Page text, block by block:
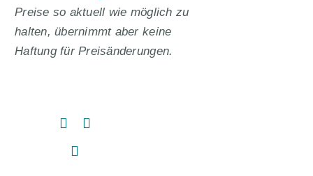
Preise so aktuell wie möglich zu
halten, übernimmt aber keine
Haftung für Preisänderungen.